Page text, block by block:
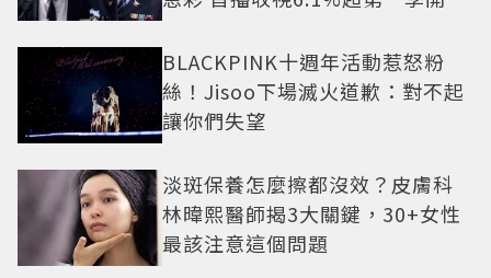
BLACKPINK十週年活動惹怒粉
絲！Jisoo下場滅火道歉：對不起
讓你們失望
淡斑保養怎麼擦都沒效？皮膚科
林暐熙醫師揭3大關鍵，30+女性
最該注意這個問題